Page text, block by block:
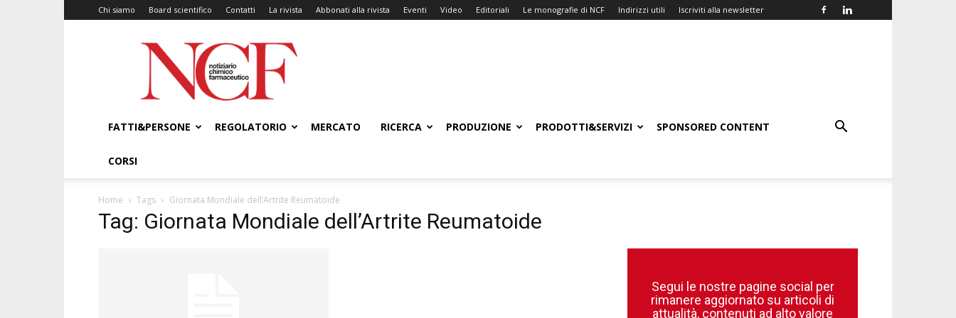
Chi siamo Board scientifico Contatti La rivista Abbonati alla rivista Eventi Video Editoriali Le monografie di NCF Indirizzi utili Iscriviti alla newsletter
NCF
–
Notiziario
Chimico
FATTI&PERSONE
REGOLATORIO MERCATO RICERCA PRODUZIONE PRODOTTI&SERVIZI SPONSORED CONTENT
CORSI
Home Tags Giornata Mondiale dell’Artrite Reumatoide
Tag: Giornata Mondiale dell’Artrite Reumatoide
Segui le nostre pagine social per
rimanere aggiornato su articoli di
attualità, contenuti ad alto valore